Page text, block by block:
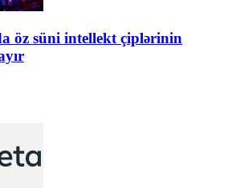
öz süni intellekt çiplərinin